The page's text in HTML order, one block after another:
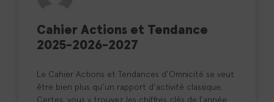
Cahier Actions et Tendance
2025-2026-2027
Le Cahier Actions et Tendances d’Omnicité se veut
être bien plus qu’un rapport d’activité classique.
Certes, vous y trouvez les chiffres clés de l’année